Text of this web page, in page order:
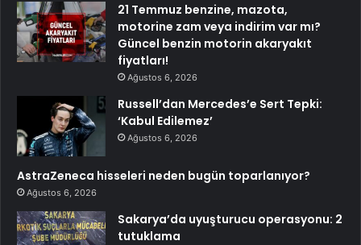
21 Temmuz benzine, mazota,
motorine zam veya indirim var mı?
Güncel benzin motorin akaryakıt
fiyatları!
Ağustos 6, 2026
Russell’dan Mercedes’e Sert Tepki:
‘Kabul Edilemez’
Ağustos 6, 2026
AstraZeneca hisseleri neden bugün toparlanıyor?
Ağustos 6, 2026
Sakarya’da uyuşturucu operasyonu: 2
tutuklama